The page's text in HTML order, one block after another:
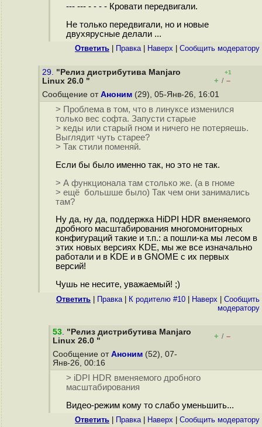
--- --- - - - - Кровати передвигали.
Не только передвигали, но и новые
двухярусные делали ...
Ответить Правка| Наверх Cообщить модератору
29. "Релиз дистрибутива Manjaro
Linux 26.0 "
+1
+ / –
Сообщение от Аноним (29), 05-Янв-26, 16:01
> Проблема в том, что в линуксе изменился
только вес софта. Запусти старые
> кеды или старый гном и ничего не потеряешь.
Выглядит чуть старее?
> Так стили поменяй.
Если бы было именно так, но это не так.
> А функционала там столько же. (а в гноме
> ещё большше было) Так чем они занимались
там?
Ну да, ну да, поддержка HiDPI HDR вменяемого
дробного масштабирования многомониторных
конфигураций такие и т.п.: а пошли-ка мы лесом в
этих новых версиях KDE, мы же все изначально
работали и в KDE и в GNOME с их первых
версий!
Чушь не несите, уважаемый! ;)
Ответить Правка| К родителю #10 Наверх
Cообщить
модератору
53. "Релиз дистрибутива Manjaro
Linux 26.0 "
+ / –
Сообщение от Аноним (52), 07-
Янв-26, 00:16
> iDPI HDR вменяемого дробного
масштабирования
Видео-режим кому то слабо уменьшить...
Ответить Правка| Наверх Cообщить модератору